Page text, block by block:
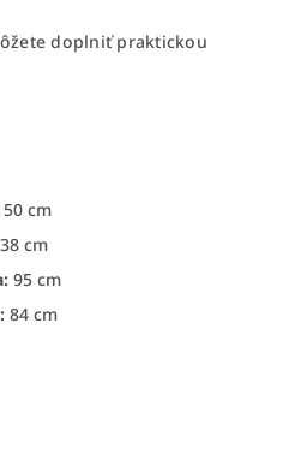
doplniť praktickou
50 cm
cm
95 cm
84 cm